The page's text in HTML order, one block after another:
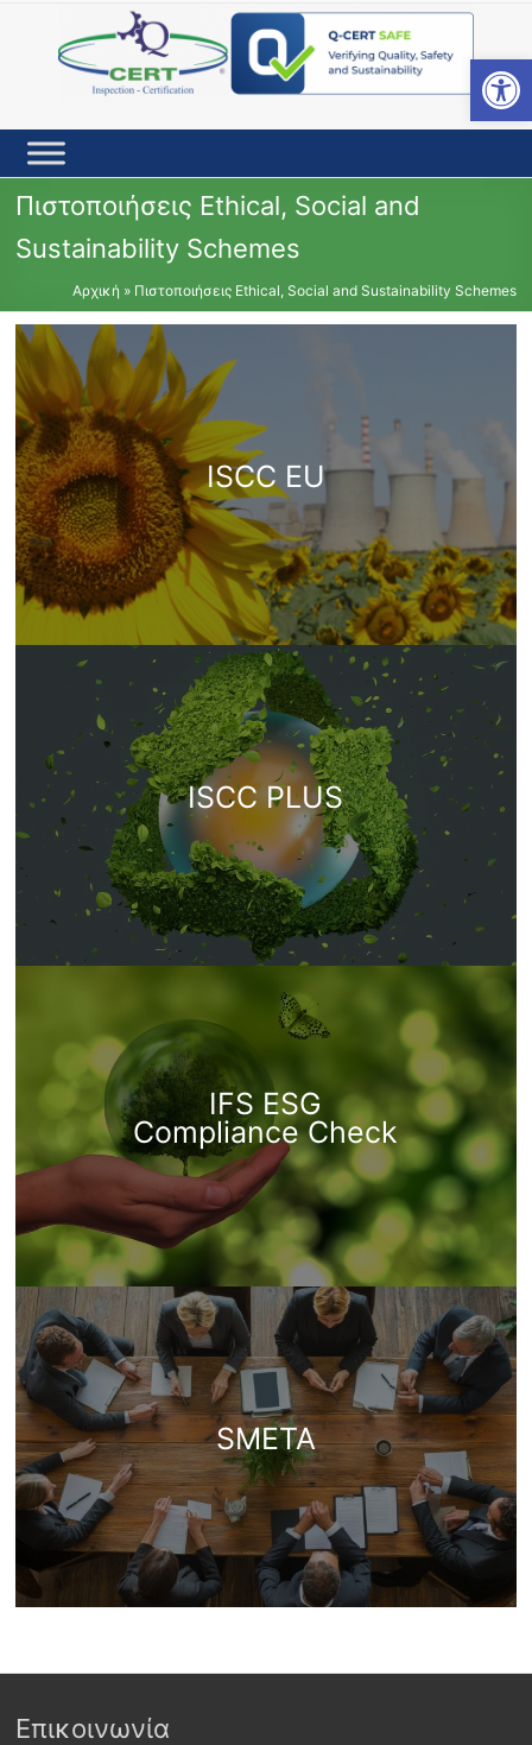
Open toolbar
content
Πιστοποιήσεις Ethical, Social and
Sustainability Schemes
Αρχική » Πιστοποιήσεις Ethical, Social and Sustainability Schemes
ISCC EU
ISCC PLUS
IFS ESG
Compliance Check
SMETA
Επικοινωνία